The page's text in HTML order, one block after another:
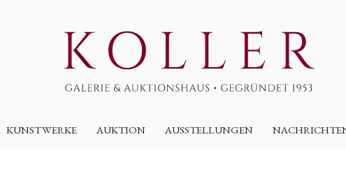
KUNSTWERKE AUKTION AUSSTELLUNGEN